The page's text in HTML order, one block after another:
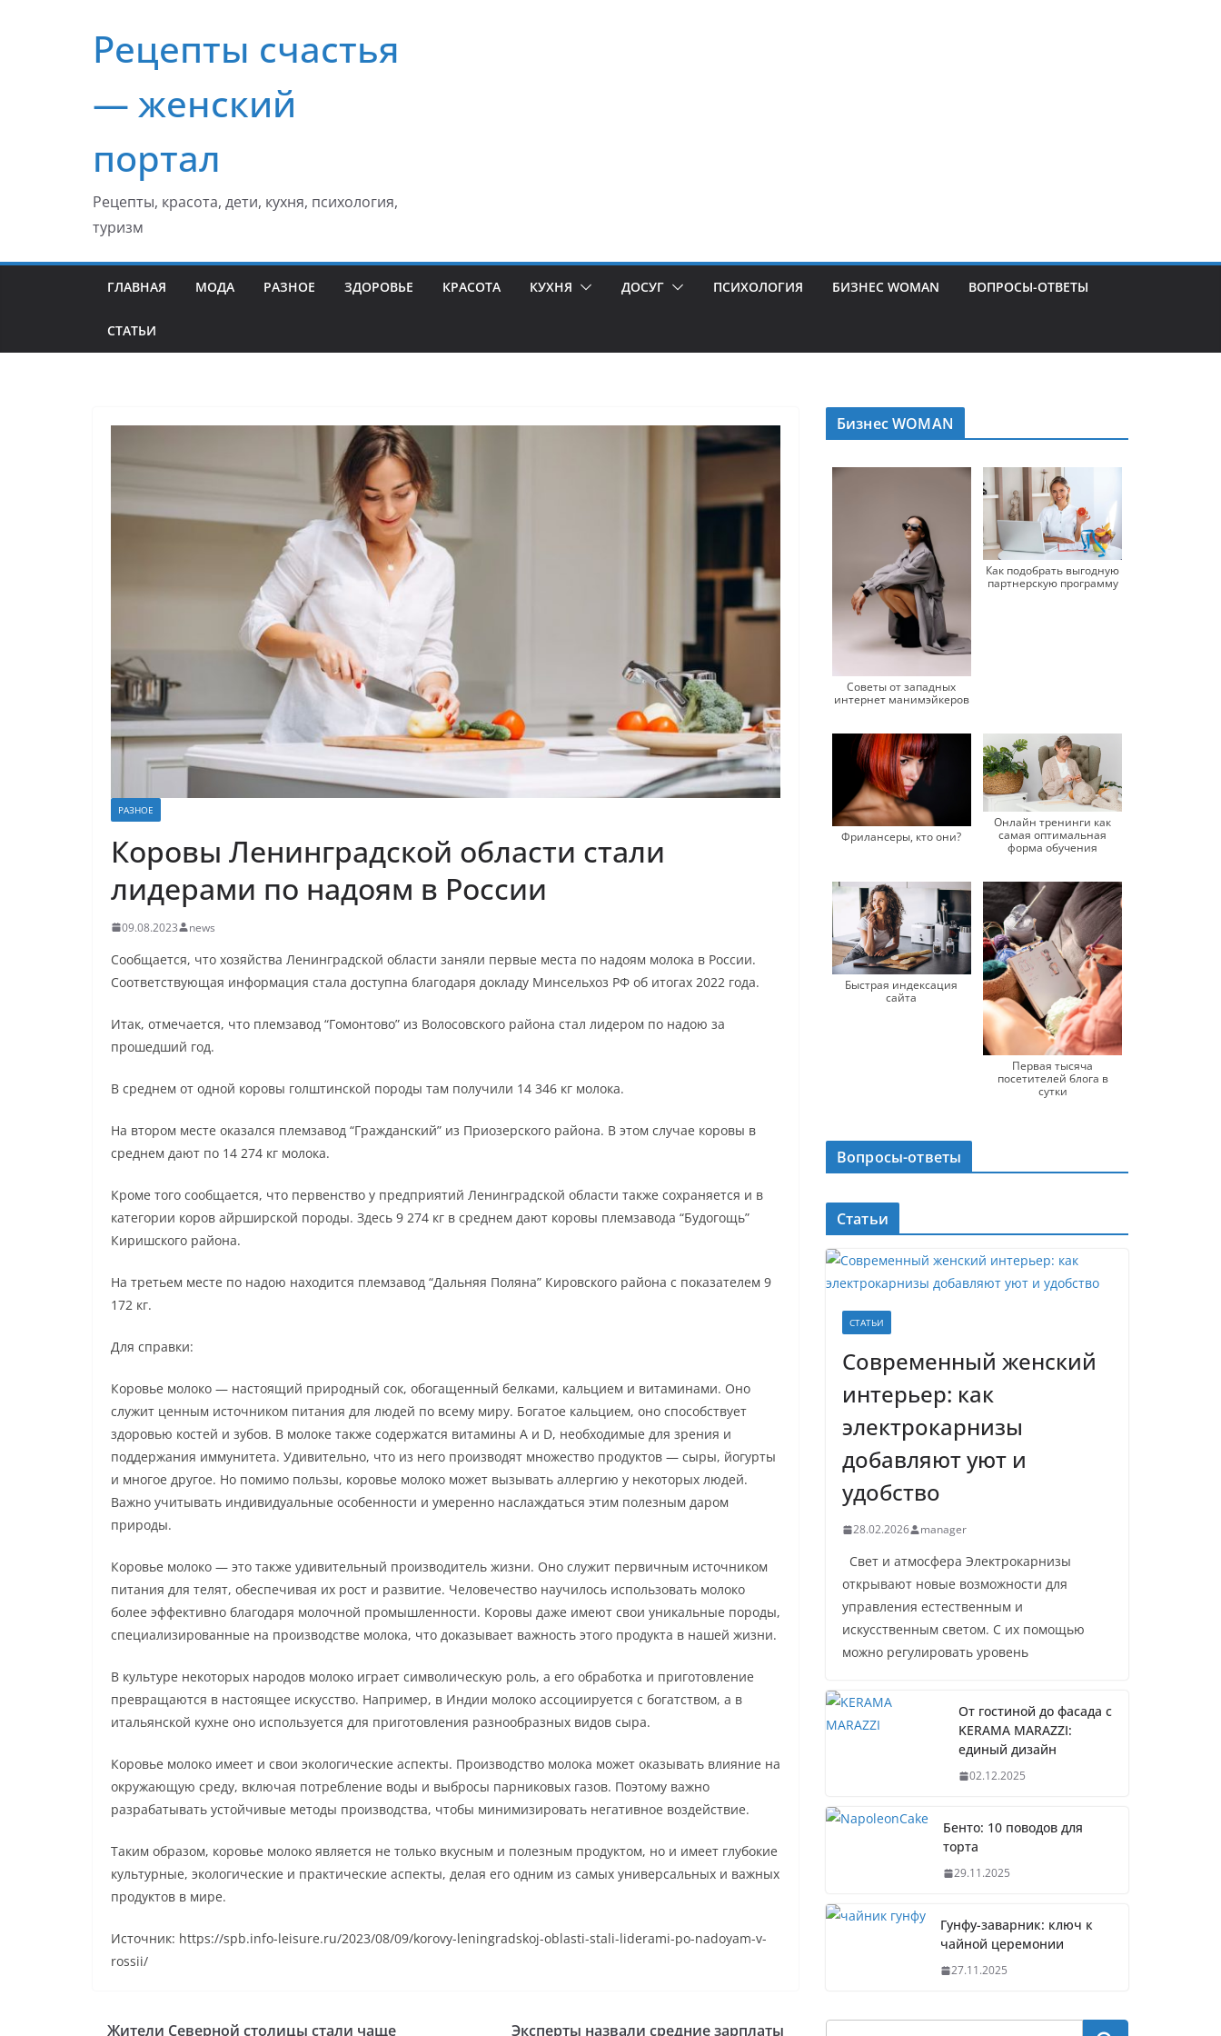
содержимомуРецепты счастья
— женский
портал
Рецепты, красота, дети, кухня, психология,
туризм
ГЛАВНАЯ МОДА РАЗНОЕ ЗДОРОВЬЕ КРАСОТА КУХНЯ ДОСУГ ПСИХОЛОГИЯ БИЗНЕС WOMAN ВОПРОСЫ-ОТВЕТЫ
СТАТЬИ
РАЗНОЕ
Коровы Ленинградской области стали
лидерами по надоям в России
09.08.2023 news
Сообщается, что хозяйства Ленинградской области заняли первые места по надоям молока в России.
Соответствующая информация стала доступна благодаря докладу Минсельхоз РФ об итогах 2022 года.
Итак, отмечается, что племзавод “Гомонтово” из Волосовского района стал лидером по надою за
прошедший год.
В среднем от одной коровы голштинской породы там получили 14 346 кг молока.
На втором месте оказался племзавод “Гражданский” из Приозерского района. В этом случае коровы в
среднем дают по 14 274 кг молока.
Кроме того сообщается, что первенство у предприятий Ленинградской области также сохраняется и в
категории коров айрширской породы. Здесь 9 274 кг в среднем дают коровы племзавода “Будогощь”
Киришского района.
На третьем месте по надою находится племзавод “Дальняя Поляна” Кировского района с показателем 9
172 кг.
Для справки:
Коровье молоко — настоящий природный сок, обогащенный белками, кальцием и витаминами. Оно
служит ценным источником питания для людей по всему миру. Богатое кальцием, оно способствует
здоровью костей и зубов. В молоке также содержатся витамины A и D, необходимые для зрения и
поддержания иммунитета. Удивительно, что из него производят множество продуктов — сыры, йогурты
и многое другое. Но помимо пользы, коровье молоко может вызывать аллергию у некоторых людей.
Важно учитывать индивидуальные особенности и умеренно наслаждаться этим полезным даром
природы.
Коровье молоко — это также удивительный производитель жизни. Оно служит первичным источником
питания для телят, обеспечивая их рост и развитие. Человечество научилось использовать молоко
более эффективно благодаря молочной промышленности. Коровы даже имеют свои уникальные породы,
специализированные на производстве молока, что доказывает важность этого продукта в нашей жизни.
В культуре некоторых народов молоко играет символическую роль, а его обработка и приготовление
превращаются в настоящее искусство. Например, в Индии молоко ассоциируется с богатством, а в
итальянской кухне оно используется для приготовления разнообразных видов сыра.
Коровье молоко имеет и свои экологические аспекты. Производство молока может оказывать влияние на
окружающую среду, включая потребление воды и выбросы парниковых газов. Поэтому важно
разрабатывать устойчивые методы производства, чтобы минимизировать негативное воздействие.
Таким образом, коровье молоко является не только вкусным и полезным продуктом, но и имеет глубокие
культурные, экологические и практические аспекты, делая его одним из самых универсальных и важных
продуктов в мире.
Источник: https://spb.info-leisure.ru/2023/08/09/korovy-leningradskoj-oblasti-stali-liderami-po-nadoyam-v-
rossii/
Жители Северной столицы стали чаще Эксперты назвали средние зарплаты
Бизнес WOMAN
Советы от западных
интернет манимэйкеров
Как подобрать выгодную
партнерскую программу
Фрилансеры, кто они?
Онлайн тренинги как
самая оптимальная
форма обучения
Быстрая индексация
сайта
Первая тысяча
посетителей блога в
сутки
Вопросы-ответы
Статьи
СТАТЬИ
Современный женский
интерьер: как
электрокарнизы
добавляют уют и
удобство
28.02.2026 manager
Свет и атмосфера Электрокарнизы
открывают новые возможности для
управления естественным и
искусственным светом. С их помощью
можно регулировать уровень
От гостиной до фасада с
KERAMA MARAZZI:
единый дизайн
02.12.2025
Бенто: 10 поводов для
торта
29.11.2025
Гунфу-заварник: ключ к
чайной церемонии
27.11.2025